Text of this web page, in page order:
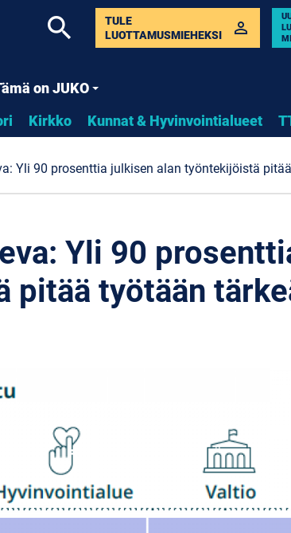
on JUKO
Kirkko Kunnat & Hyvinvointialueet
TULE
LUOTTAMUSMIEHEKSI
perm_identity
search
Yli 90 prosenttia julkisen alan työntekijöistä
Yli 90
pitää työtään